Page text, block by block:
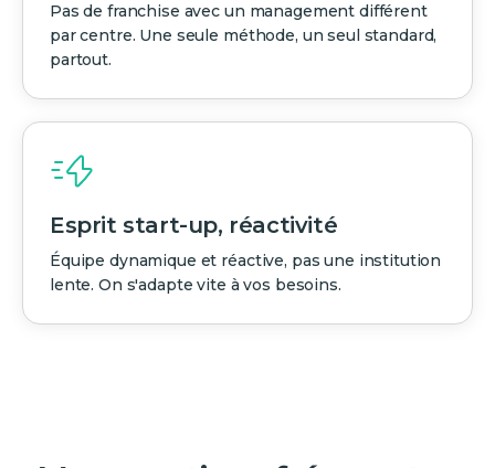
Pas de franchise avec un management différent
par centre. Une seule méthode, un seul standard,
partout.
Esprit start-up, réactivité
Équipe dynamique et réactive, pas une institution
lente. On s'adapte vite à vos besoins.